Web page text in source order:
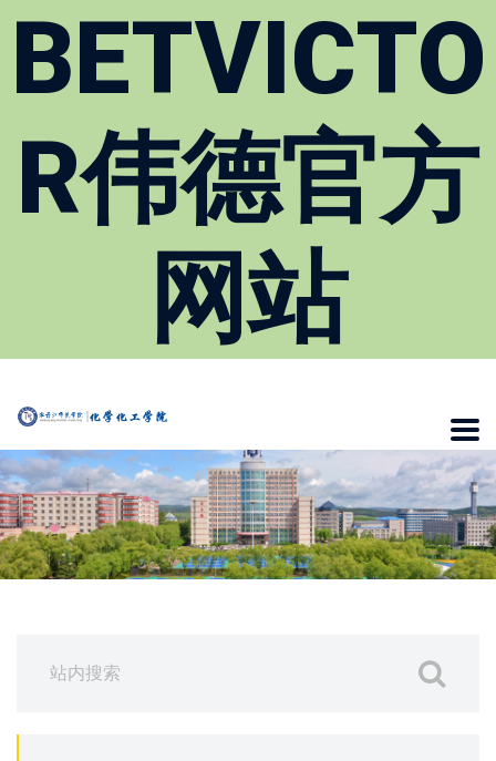
BETVICTO
R伟德官方
网站